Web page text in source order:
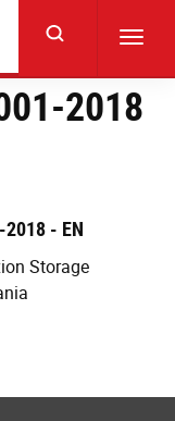
2018
- EN
Storage